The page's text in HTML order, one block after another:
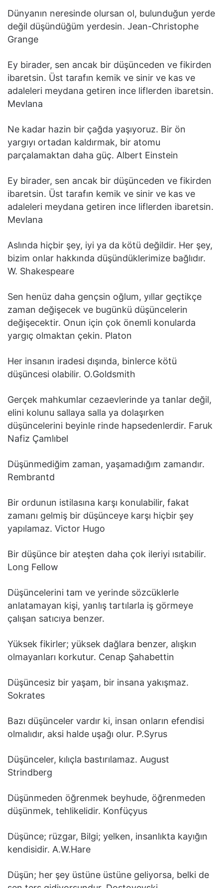
Dünyanın neresinde olursan ol, bulunduğun yerde
değil düşündüğüm yerdesin. Jean-Christophe
Grange
Ey birader, sen ancak bir düşünceden ve fikirden
ibaretsin. Üst tarafın kemik ve sinir ve kas ve
adaleleri meydana getiren ince liflerden ibaretsin.
Mevlana
Ne kadar hazin bir çağda yaşıyoruz. Bir ön
yargıyı ortadan kaldırmak, bir atomu
parçalamaktan daha güç. Albert Einstein
Ey birader, sen ancak bir düşünceden ve fikirden
ibaretsin. Üst tarafın kemik ve sinir ve kas ve
adaleleri meydana getiren ince liflerden ibaretsin.
Mevlana
Aslında hiçbir şey, iyi ya da kötü değildir. Her şey,
bizim onlar hakkında düşündüklerimize bağlıdır.
W. Shakespeare
Sen henüz daha gençsin oğlum, yıllar geçtikçe
zaman değişecek ve bugünkü düşüncelerin
değişecektir. Onun için çok önemli konularda
yargıç olmaktan çekin. Platon
Her insanın iradesi dışında, binlerce kötü
düşüncesi olabilir. O.Goldsmith
Gerçek mahkumlar cezaevlerinde ya tanlar değil,
elini kolunu sallaya salla ya dolaşırken
düşüncelerini beyinle rinde hapsedenlerdir. Faruk
Nafiz Çamlıbel
Düşünmediğim zaman, yaşamadığım zamandır.
Rembrantd
Bir ordunun istilasına karşı konulabilir, fakat
zamanı gelmiş bir düşünceye karşı hiçbir şey
yapılamaz. Victor Hugo
Bir düşünce bir ateşten daha çok ileriyi ısıtabilir.
Long Fellow
Düşüncelerini tam ve yerinde sözcüklerle
anlatamayan kişi, yanlış tartılarla iş görmeye
çalışan satıcıya benzer.
Yüksek fikirler; yüksek dağlara benzer, alışkın
olmayanları korkutur. Cenap Şahabettin
Düşüncesiz bir yaşam, bir insana yakışmaz.
Sokrates
Bazı düşünceler vardır ki, insan onların efendisi
olmalıdır, aksi halde uşağı olur. P.Syrus
Düşünceler, kılıçla bastırılamaz. August
Strindberg
Düşünmeden öğrenmek beyhude, öğrenmeden
düşünmek, tehlikelidir. Konfüçyus
Düşünce; rüzgar, Bilgi; yelken, insanlıkta kayığın
kendisidir. A.W.Hare
Düşün; her şey üstüne üstüne geliyorsa, belki de